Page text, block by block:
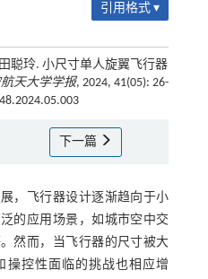
引用格式 ▾
聪玲. 小尺寸单人旋翼飞行器
天大学学报, 2024, 41(05): 26-
下一篇
，飞行器设计逐渐趋向于小
的应用场景，如城市空中交
然而，当飞行器的尺寸被大
操控性面临的挑战也相应增